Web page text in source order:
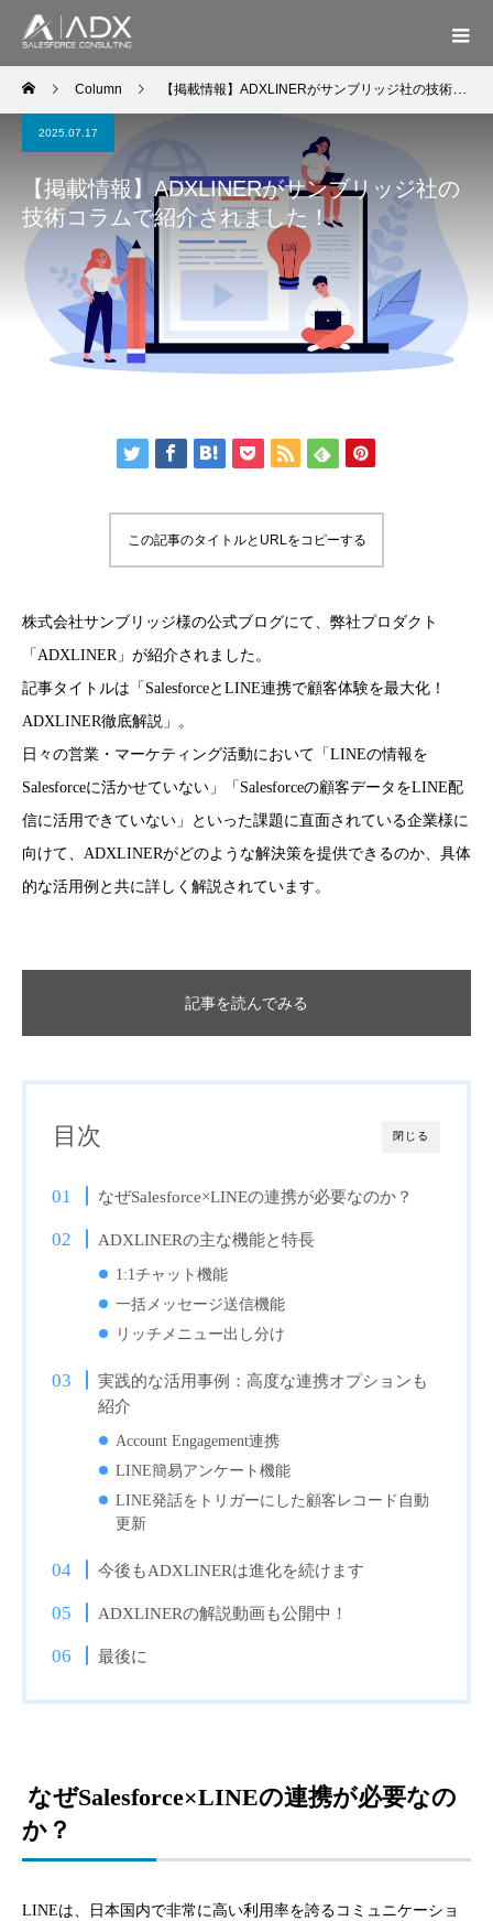
Column 【掲載情報】ADXLINERがサンブリッジ社の技術コラムで紹介されました！
2025.07.17
【掲載情報】ADXLINERがサンブリッジ社の
技術コラムで紹介されました！
この記事のタイトルとURLをコピーする
株式会社サンブリッジ様の公式ブログにて、弊社プロダクト
「ADXLINER」が紹介されました。
記事タイトルは「SalesforceとLINE連携で顧客体験を最大化！
ADXLINER徹底解説」。
日々の営業・マーケティング活動において「LINEの情報を
Salesforceに活かせていない」「Salesforceの顧客データをLINE配
信に活用できていない」といった課題に直面されている企業様に
向けて、ADXLINERがどのような解決策を提供できるのか、具体
的な活用例と共に詳しく解説されています。
記事を読んでみる
閉じる
目次
なぜSalesforce×LINEの連携が必要なのか？
ADXLINERの主な機能と特長
1:1チャット機能
一括メッセージ送信機能
リッチメニュー出し分け
実践的な活用事例：高度な連携オプションも
紹介
Account Engagement連携
LINE簡易アンケート機能
LINE発話をトリガーにした顧客レコード自動
更新
今後もADXLINERは進化を続けます
ADXLINERの解説動画も公開中！
最後に
なぜSalesforce×LINEの連携が必要なの
か？
LINEは、日本国内で非常に高い利用率を誇るコミュニケーショ